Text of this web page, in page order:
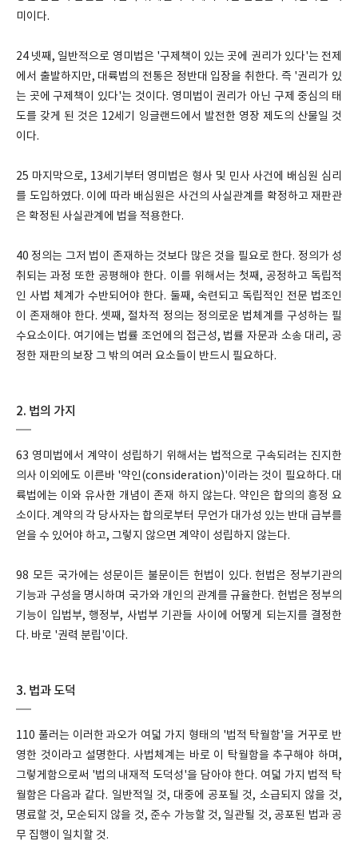
미이다.
24 넷째, 일반적으로 영미법은 '구제책이 있는 곳에 권리가 있다'는 전제
에서 출발하지만, 대륙법의 전통은 정반대 입장을 취한다. 즉 '권리가 있
는 곳에 구제책이 있다'는 것이다. 영미법이 권리가 아닌 구제 중심의 태
도를 갖게 된 것은 12세기 잉글랜드에서 발전한 영장 제도의 산물일 것
이다.
25 마지막으로, 13세기부터 영미법은 형사 및 민사 사건에 배심원 심리
를 도입하였다. 이에 따라 배심원은 사건의 사실관계를 확정하고 재판관
은 확정된 사실관계에 법을 적용한다.
40 정의는 그저 법이 존재하는 것보다 많은 것을 필요로 한다. 정의가 성
취되는 과정 또한 공평해야 한다. 이를 위해서는 첫째, 공정하고 독립적
인 사법 체계가 수반되어야 한다. 둘째, 숙련되고 독립적인 전문 법조인
이 존재해야 한다. 셋째, 절차적 정의는 정의로운 법체계를 구성하는 필
수요소이다. 여기에는 법률 조언에의 접근성, 법률 자문과 소송 대리, 공
정한 재판의 보장 그 밖의 여러 요소들이 반드시 필요하다.
2. 법의 가지
63 영미법에서 계약이 성립하기 위해서는 법적으로 구속되려는 진지한
의사 이외에도 이른바 '약인(consideration)'이라는 것이 필요하다. 대
륙법에는 이와 유사한 개념이 존재 하지 않는다. 약인은 합의의 흥정 요
소이다. 계약의 각 당사자는 합의로부터 무언가 대가성 있는 반대 급부를
얻을 수 있어야 하고, 그렇지 않으면 계약이 성립하지 않는다.
98 모든 국가에는 성문이든 불문이든 헌법이 있다. 헌법은 정부기관의
기능과 구성을 명시하며 국가와 개인의 관계를 규율한다. 헌법은 정부의
기능이 입법부, 행정부, 사법부 기관들 사이에 어떻게 되는지를 결정한
다. 바로 '권력 분립'이다.
3. 법과 도덕
110 풀러는 이러한 과오가 여덟 가지 형태의 '법적 탁월함'을 거꾸로 반
영한 것이라고 설명한다. 사법체계는 바로 이 탁월함을 추구해야 하며,
그렇게함으로써 '법의 내재적 도덕성'을 담아야 한다. 여덟 가지 법적 탁
월함은 다음과 같다. 일반적일 것, 대중에 공포될 것, 소급되지 않을 것,
명료할 것, 모순되지 않을 것, 준수 가능할 것, 일관될 것, 공포된 법과 공
무 집행이 일치할 것.